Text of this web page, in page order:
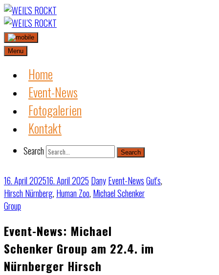
Skip
to
content
Menu
Home
Event-News
Fotogalerien
Kontakt
Search Search
16. April 202516. April 2025 DanyEvent-NewsGut's,
Hirsch Nürnberg, Human Zoo, Michael Schenker
Group
Event-News: Michael
Schenker Group am 22.4. im
Nürnberger Hirsch